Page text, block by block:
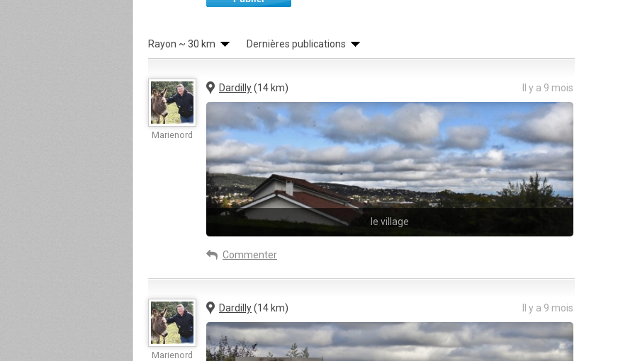
Rayon ~ 30 km Dernières publications
Marienord
Il y a 9 mois
Dardilly(14 km)
le village
Commenter
Marienord
Il y a 9 mois
Dardilly(14 km)